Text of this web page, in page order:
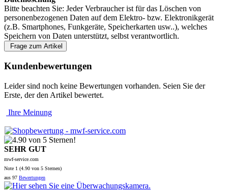
Bitte beachten Sie: Jeder Verbraucher ist für das Löschen von
personenbezogenen Daten auf dem Elektro- bzw. Elektronikgerät
(z.B. Smartphones, Funkgeräte, Speicherkarten usw..), welches
Speichern von Daten unterstützt, selbst verantwortlich.
Frage zum Artikel
Kundenbewertungen
Leider sind noch keine Bewertungen vorhanden. Seien Sie der
Erste, der den Artikel bewertet.
Ihre Meinung
SEHR GUT
mwf-service.com
Note 1 (4.90 von 5 Sternen)
aus 97 Bewertungen